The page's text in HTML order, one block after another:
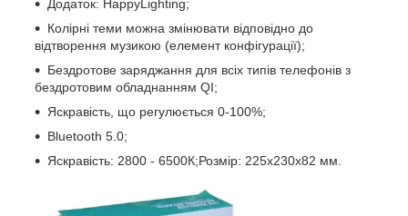
Додаток: HappyLighting;
Колірні теми можна змінювати відповідно до
відтворення музикою (елемент конфігурації);
Бездротове заряджання для всіх типів телефонів з
бездротовим обладнанням QI;
Яскравість, що регулюється 0-100%;
Bluetooth 5.0;
Яскравість: 2800 - 6500К;Розмір: 225x230x82 мм.